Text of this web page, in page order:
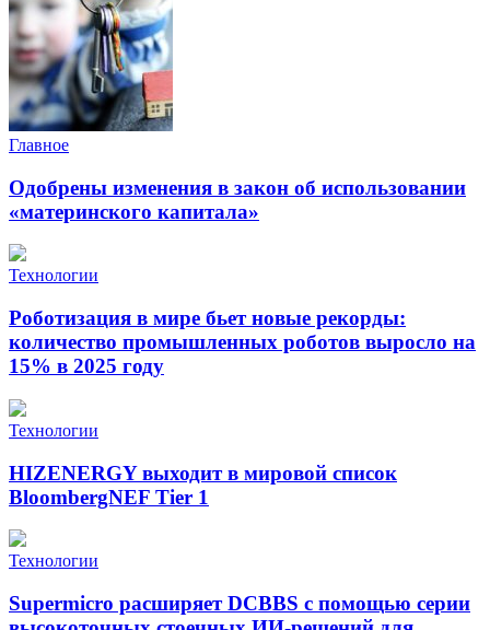
Главное
Одобрены изменения в закон об использовании
«материнского капитала»
Технологии
Роботизация в мире бьет новые рекорды:
количество промышленных роботов выросло на
15% в 2025 году
Технологии
HIZENERGY выходит в мировой список
BloombergNEF Tier 1
Технологии
Supermicro расширяет DCBBS с помощью серии